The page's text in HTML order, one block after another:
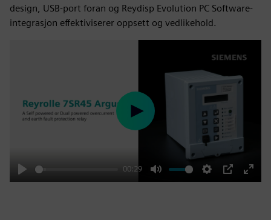
design, USB-port foran og Reydisp Evolution PC Software-
integrasjon effektiviserer oppsett og vedlikehold.
Play
00:29
Mute Settings
PIP
Enter
Play